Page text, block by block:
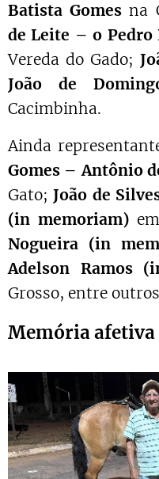
Batista Gomes na
de Leite – o
Vereda do Gado;
João de
Cacimbinha.
Ainda
Gomes – Antônio
Gato;João de
(in memoriam)
Nogueira (in
Adelson Ramos
Grosso, entre
Memória afetiva